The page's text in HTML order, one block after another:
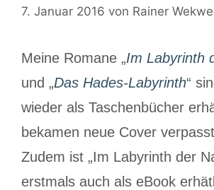
7. Januar 2016 von Rainer
Meine Romane „Im Labyrinth
und „Das Hades-Labyrinth“
wieder als Taschenbücher
bekamen neue Cover
Zudem ist „Im Labyrinth der
erstmals auch als eBook